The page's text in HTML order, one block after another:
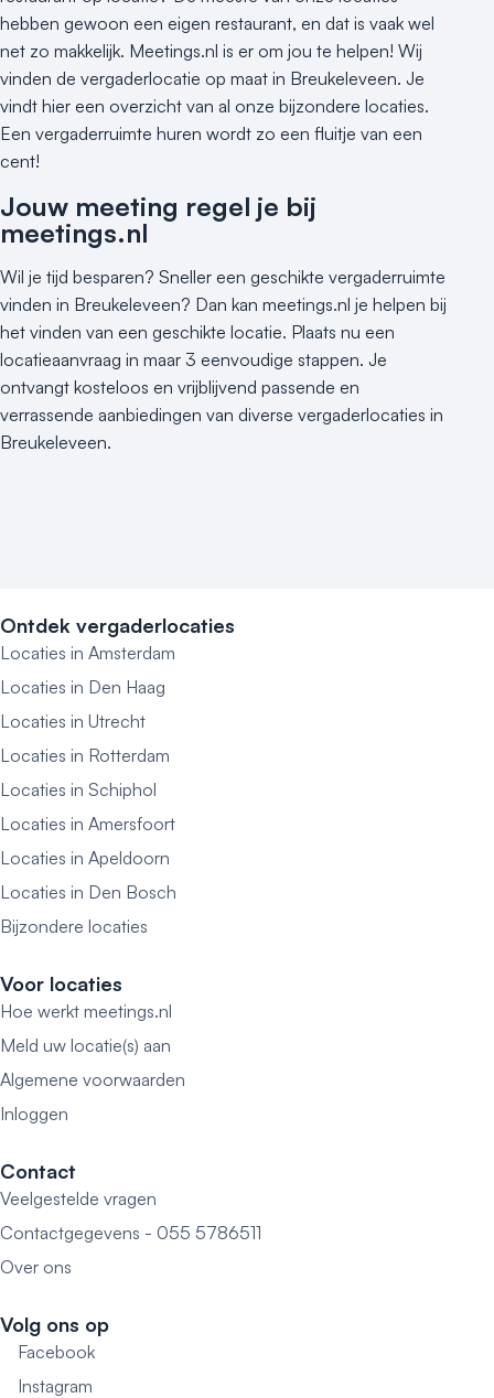
hebben gewoon een eigen restaurant, en dat is vaak wel
net zo makkelijk. Meetings.nl is er om jou te helpen! Wij
vinden de vergaderlocatie op maat in Breukeleveen. Je
vindt hier een overzicht van al onze bijzondere locaties.
Een vergaderruimte huren wordt zo een fluitje van een
cent!
Jouw meeting regel je bij
meetings.nl
Wil je tijd besparen? Sneller een geschikte vergaderruimte
vinden in Breukeleveen? Dan kan meetings.nl je helpen bij
het vinden van een geschikte locatie. Plaats nu een
locatieaanvraag in maar 3 eenvoudige stappen. Je
ontvangt kosteloos en vrijblijvend passende en
verrassende aanbiedingen van diverse vergaderlocaties in
Breukeleveen.
Ontdek vergaderlocaties
Locaties in Amsterdam
Locaties in Den Haag
Locaties in Utrecht
Locaties in Rotterdam
Locaties in Schiphol
Locaties in Amersfoort
Locaties in Apeldoorn
Locaties in Den Bosch
Bijzondere locaties
Voor locaties
Hoe werkt meetings.nl
Meld uw locatie(s) aan
Algemene voorwaarden
Inloggen
Contact
Veelgestelde vragen
Contactgegevens - 055 5786511
Over ons
Volg ons op
Facebook
Instagram